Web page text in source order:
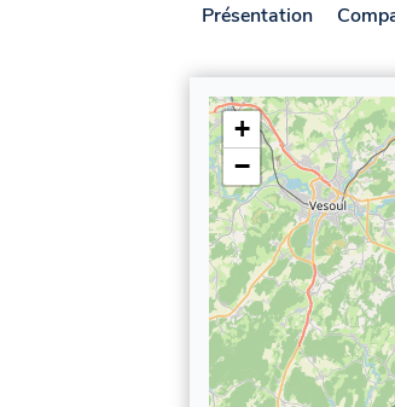
Présentation
+
−